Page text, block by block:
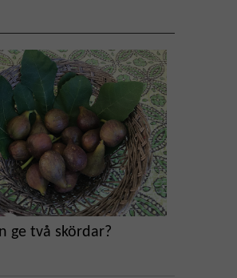
ge två skördar?